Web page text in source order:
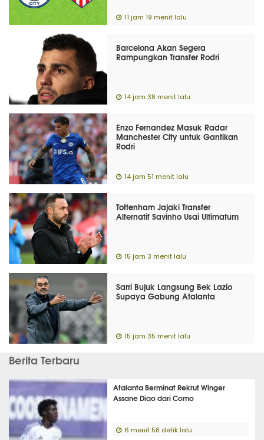
11 jam 19 menit lalu
Barcelona Akan Segera
Rampungkan Transfer Rodri
14 jam 38 menit lalu
Enzo Fernandez Masuk Radar
Manchester City untuk Gantikan
Rodri
14 jam 51 menit lalu
Tottenham Jajaki Transfer
Alternatif Savinho Usai Ultimatum
15 jam 3 menit lalu
Sarri Bujuk Langsung Bek Lazio
Supaya Gabung Atalanta
15 jam 35 menit lalu
Berita Terbaru
Atalanta Berminat Rekrut Winger
Assane Diao dari Como
6 menit 58 detik lalu